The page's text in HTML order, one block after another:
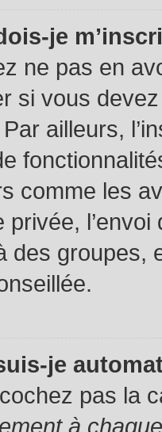
je
ne pas en
si vous
ailleurs,
comme les
privée,
des groupes,
je
pas la
à